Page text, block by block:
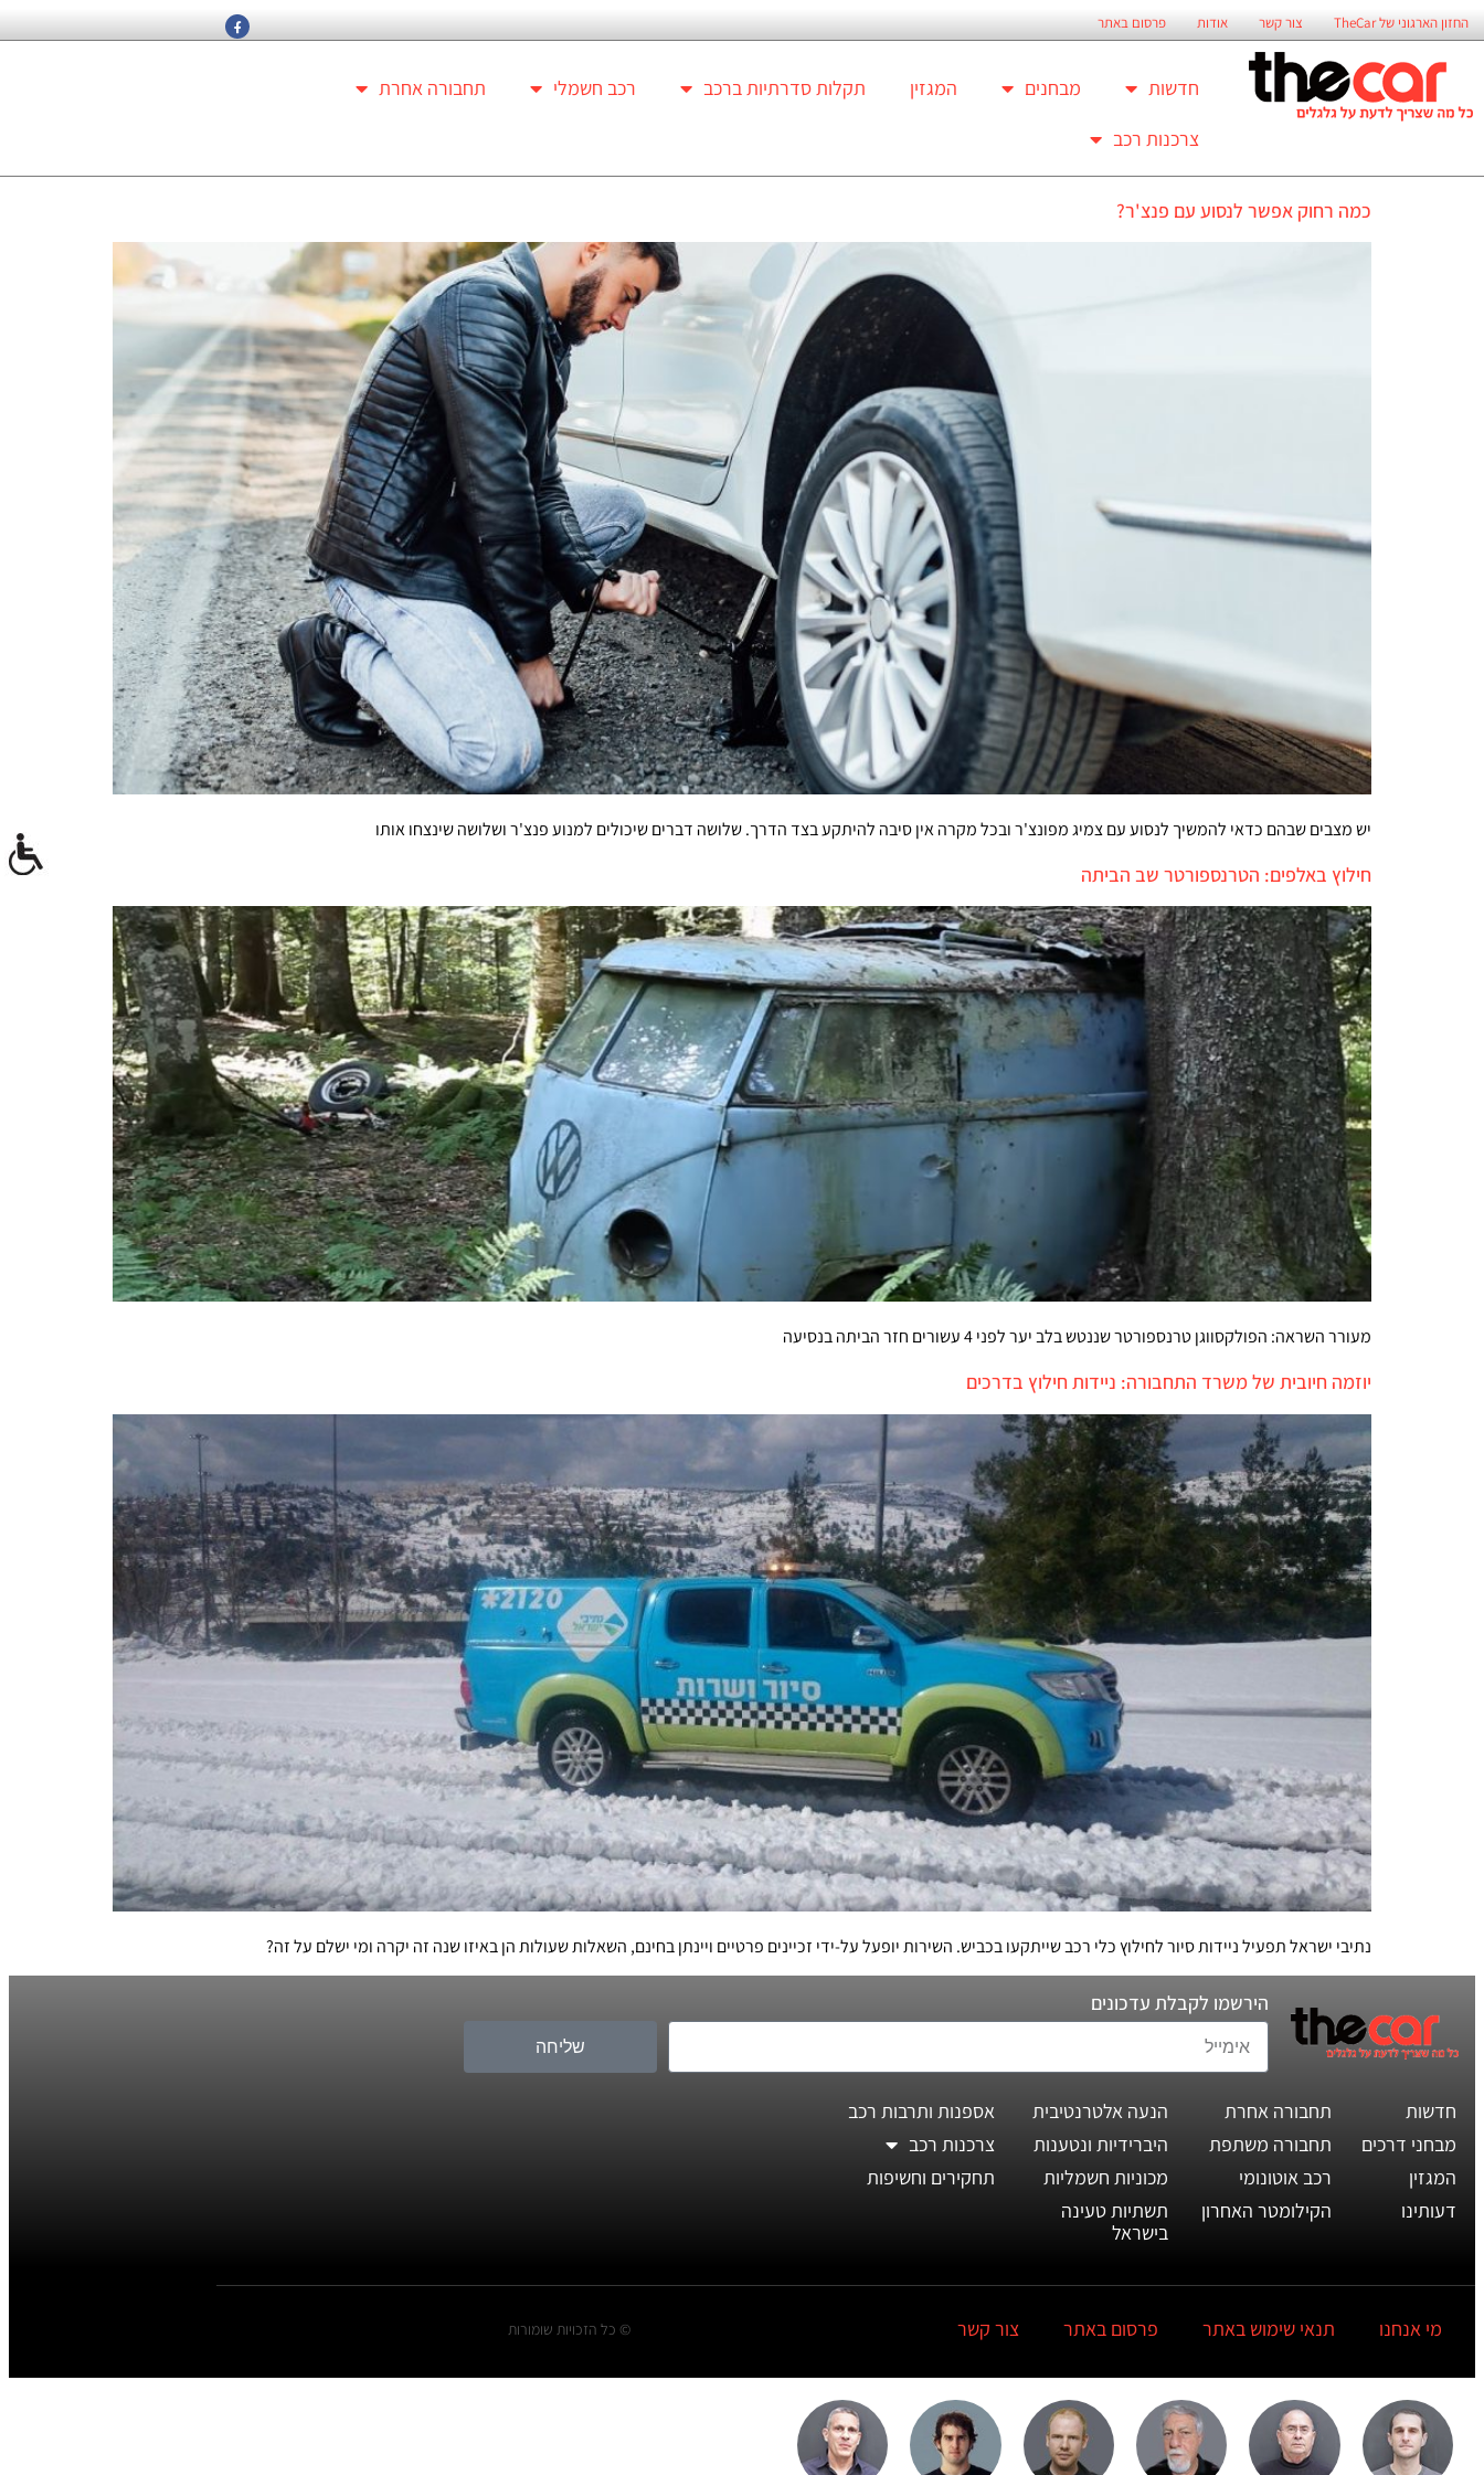
החזון הארגוני של TheCar צור קשר אודות פרסום באתר
חדשות מבחנים המגזין תקלות סדרתיות ברכב רכב חשמלי
תחבורה אחרת
צרכנות רכב
כמה רחוק אפשר לנסוע עם פנצ'ר?
יש מצבים שבהם כדאי להמשיך לנסוע עם צמיג מפונצ'ר ובכל מקרה אין סיבה להיתקע בצד הדרך. שלושה דברים שיכולים למנוע פנצ'ר ושלושה שינצחו אותו
חילוץ באלפים: הטרנספורטר שב הביתה
מעורר השראה: הפולקסווגן טרנספורטר שננטש בלב יער לפני 4 עשורים חזר הביתה בנסיעה
יוזמה חיובית של משרד התחבורה: ניידות חילוץ בדרכים
נתיבי ישראל תפעיל ניידות סיור לחילוץ כלי רכב שייתקעו בכביש. השירות יופעל על-ידי זכיינים פרטיים ויינתן בחינם, השאלות שעולות הן באיזו שנה זה יקרה ומי ישלם על זה?
הירשמו לקבלת עדכונים
שליחה
חדשות
מבחני דרכים
המגזין
דעותינו
תחבורה אחרת
תחבורה משתפת
רכב אוטונומי
הקילומטר האחרון
הנעה אלטרנטיבית
היברידיות ונטענות
מכוניות חשמליות
תשתיות טעינה
בישראל
אספנות ותרבות רכב
צרכנות רכב
תחקירים וחשיפות
מי אנחנו תנאי שימוש באתר פרסום באתר צור קשר © כל הזכויות שומורות